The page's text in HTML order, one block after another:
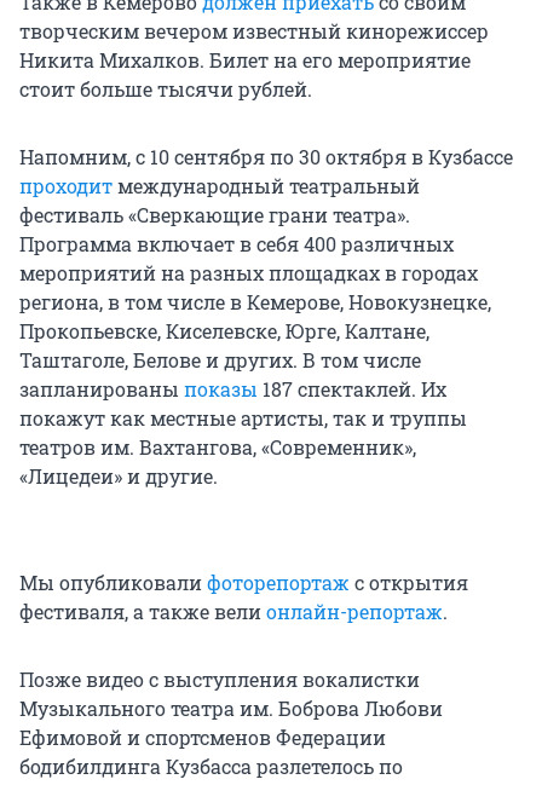
творческим вечером известный кинорежиссер
Никита Михалков. Билет на его мероприятие
стоит больше тысячи рублей.
Напомним, с 10 сентября по 30 октября в Кузбассе
проходитмеждународный театральный
фестиваль «Сверкающие грани театра».
Программа включает в себя 400 различных
мероприятий на разных площадках в городах
региона, в том числе в Кемерове, Новокузнецке,
Прокопьевске, Киселевске, Юрге, Калтане,
Таштаголе, Белове и других. В том числе
запланированы показы 187 спектаклей. Их
покажут как местные артисты, так и труппы
театров им. Вахтангова, «Современник»,
«Лицедеи» и другие.
Мы опубликовалифоторепортаж с открытия
фестиваля, а также велионлайн-репортаж.
Позже видео с выступления вокалистки
Музыкального театра им. Боброва Любови
Ефимовой и спортсменов Федерации
бодибилдинга Кузбасса разлетелось по